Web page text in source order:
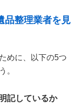
品整理業者を見
めに、以下の5つ
。
記しているか